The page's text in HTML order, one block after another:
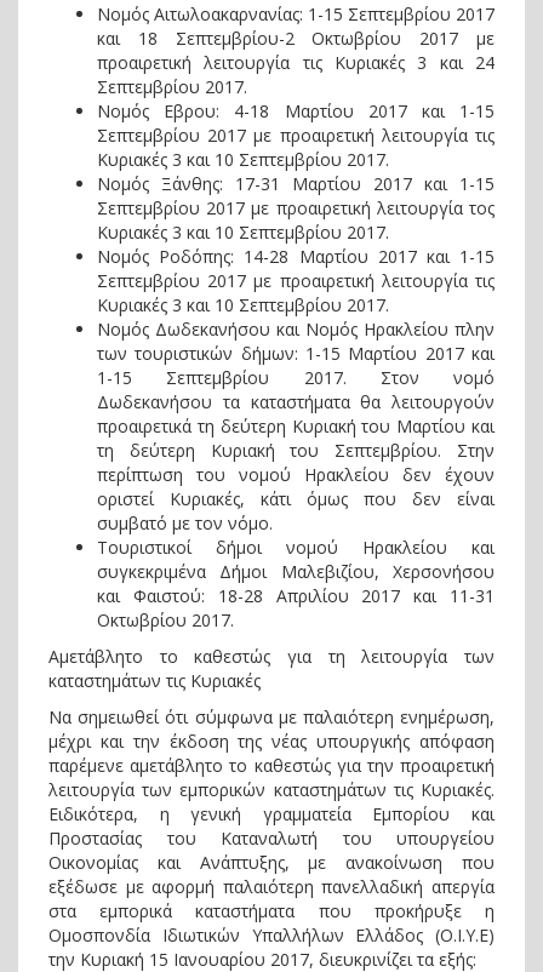
Νομός Αιτωλοακαρνανίας: 1-15 Σεπτεμβρίου 2017
και 18 Σεπτεμβρίου-2 Οκτωβρίου 2017 με
προαιρετική λειτουργία τις Κυριακές 3 και 24
Σεπτεμβρίου 2017.
Νομός Εβρου: 4-18 Μαρτίου 2017 και 1-15
Σεπτεμβρίου 2017 με προαιρετική λειτουργία τις
Κυριακές 3 και 10 Σεπτεμβρίου 2017.
Νομός Ξάνθης: 17-31 Μαρτίου 2017 και 1-15
Σεπτεμβρίου 2017 με προαιρετική λειτουργία τος
Κυριακές 3 και 10 Σεπτεμβρίου 2017.
Νομός Ροδόπης: 14-28 Μαρτίου 2017 και 1-15
Σεπτεμβρίου 2017 με προαιρετική λειτουργία τις
Κυριακές 3 και 10 Σεπτεμβρίου 2017.
Νομός Δωδεκανήσου και Νομός Ηρακλείου πλην
των τουριστικών δήμων: 1-15 Μαρτίου 2017 και
1-15 Σεπτεμβρίου 2017. Στον νομό
Δωδεκανήσου τα καταστήματα θα λειτουργούν
προαιρετικά τη δεύτερη Κυριακή του Μαρτίου και
τη δεύτερη Κυριακή του Σεπτεμβρίου. Στην
περίπτωση του νομού Ηρακλείου δεν έχουν
οριστεί Κυριακές, κάτι όμως που δεν είναι
συμβατό με τον νόμο.
Τουριστικοί δήμοι νομού Ηρακλείου και
συγκεκριμένα Δήμοι Μαλεβιζίου, Χερσονήσου
και Φαιστού: 18-28 Απριλίου 2017 και 11-31
Οκτωβρίου 2017.
Αμετάβλητο το καθεστώς για τη λειτουργία των
καταστημάτων τις Κυριακές
Να σημειωθεί ότι σύμφωνα με παλαιότερη ενημέρωση,
μέχρι και την έκδοση της νέας υπουργικής απόφαση
παρέμενε αμετάβλητο το καθεστώς για την προαιρετική
λειτουργία των εμπορικών καταστημάτων τις Κυριακές.
Ειδικότερα, η γενική γραμματεία Εμπορίου και
Προστασίας του Καταναλωτή του υπουργείου
Οικονομίας και Ανάπτυξης, με ανακοίνωση που
εξέδωσε με αφορμή παλαιότερη πανελλαδική απεργία
στα εμπορικά καταστήματα που προκήρυξε η
Ομοσπονδία Ιδιωτικών Υπαλλήλων Ελλάδος (Ο.Ι.Υ.Ε)
την Κυριακή 15 Ιανουαρίου 2017, διευκρινίζει τα εξής: